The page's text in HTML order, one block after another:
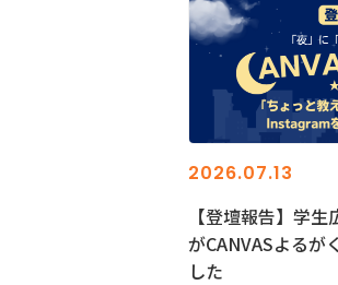
2026.07.13
【登壇報告】学生
がCANVASよる
した